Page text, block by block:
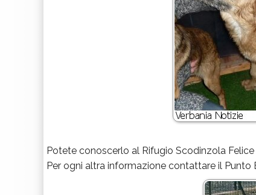
Potete conoscerlo al Rifugio Scodinzola
Per ogni altra informazione contattare il Punto